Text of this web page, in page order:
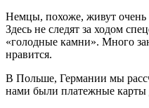
Немцы, похоже, живут очень
Здесь не следят за ходом
«голодные камни». Много
нравится.
В Польше, Германии мы
нами были платежные карты